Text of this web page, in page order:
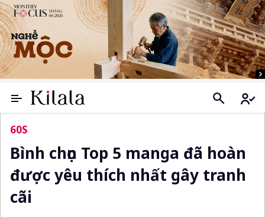
60S
Bình chọn Top 5 manga đã hoàn
được yêu thích nhất gây tranh
cãi